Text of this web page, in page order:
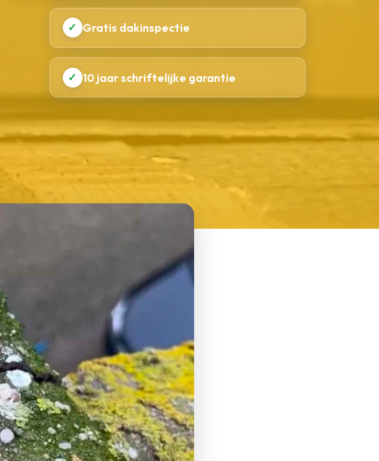
✓ Gratis dakinspectie
✓ 10 jaar schriftelijke garantie